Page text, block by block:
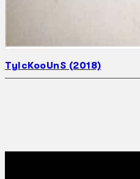
TyIcKooUnS (2018)